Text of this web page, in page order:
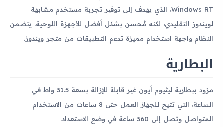
Windows RT، الذي يهدف إلى توفير تجربة مستخدم مشابهة
لويندوز التقليدي، لكنه مُحسن بشكل أفضل للأجهزة اللوحية. يتضمن
النظام واجهة استخدام مميزة تدعم التطبيقات من متجر ويندوز.
البطارية
مزود ببطارية ليثيوم أيون غير قابلة للإزالة بسعة 31.5 واط في
الساعة، التي تتيح للجهاز العمل حتى 8 ساعات من الاستخدام
المتواصل وتصل إلى 360 ساعة في وضع الاستعداد.